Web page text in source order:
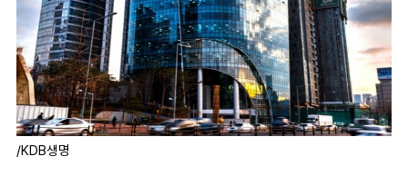
/KDB생명